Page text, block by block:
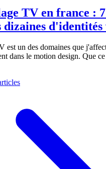
TV en france :
dizaines d'identités
est un des domaines que
dans le motion design. Que